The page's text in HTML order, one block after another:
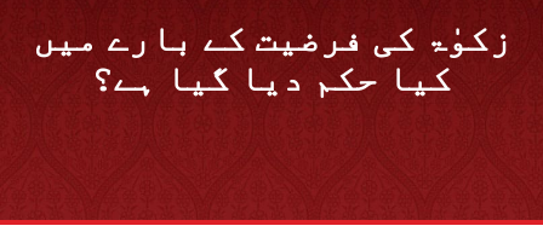
زکوٰۃ کی فرضیت کے بارے میں
کیا حکم دیا گیا ہے؟